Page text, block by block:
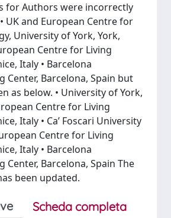
for Authors were incorrectly
UK and European Centre for
University of York, York,
Centre for Living
Italy • Barcelona
Center, Barcelona, Spain but
as below. • University of York,
Centre for Living
Italy • Ca’ Foscari University
Centre for Living
Italy • Barcelona
Center, Barcelona, Spain The
been updated.
Scheda completa